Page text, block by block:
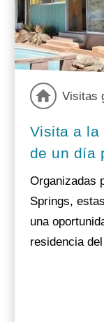
Visitas
Visita a la
de un día
Organizadas
Springs,
una
residencia